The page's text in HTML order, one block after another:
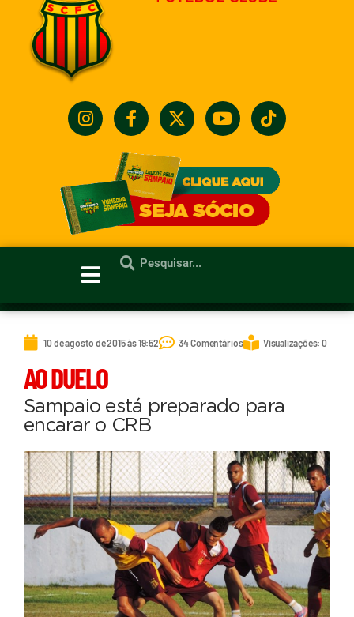
10 de agosto de 2015 às 19:52 34 Comentários Visualizações: 0
AO DUELO
Sampaio está preparado para
encarar o CRB